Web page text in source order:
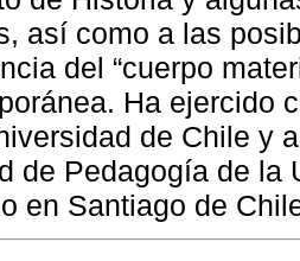
así como a las
del “cuerpo
Ha ejercido
de Chile y
de Pedagogía de la
en Santiago de